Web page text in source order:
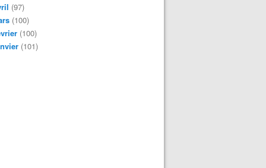
(97)
(100)
(100)
(101)